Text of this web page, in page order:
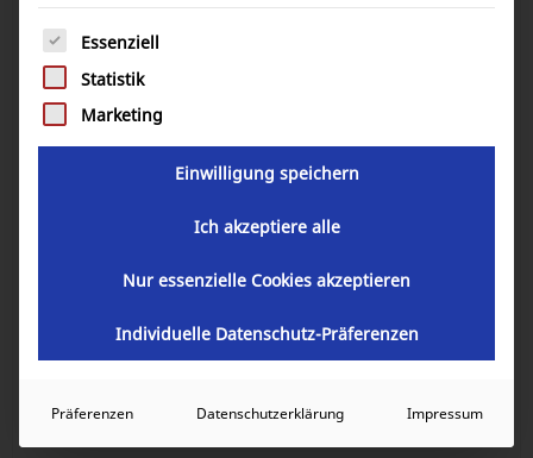
Victron Energy Orion-Tr Smart 24/48-
8.5A (400W) Isolated DC-DC charger
ORI244840120
Es folgt eine Liste der Service-Gruppen, für die eine
Essenziell
Statistik
Marketing
Einwilligung speichern
Ich akzeptiere alle
Nur essenzielle Cookies akzeptieren
Individuelle Datenschutz-Präferenzen
Präferenzen Datenschutzerklärung Impressum